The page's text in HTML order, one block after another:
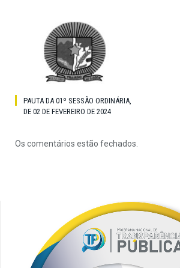
PAUTA DA 01º SESSÃO ORDINÁRIA,
DE 02 DE FEVEREIRO DE 2024
Os comentários estão fechados.